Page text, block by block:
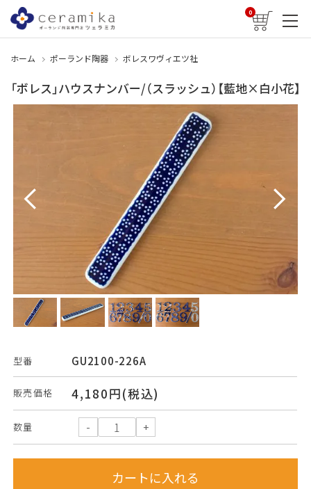
0
ホーム ポーランド陶器 ボレスワヴィエツ社
「ボレス」ハウスナンバー/（スラッシュ）【藍地×白小花】
型番 GU2100-226A
販売価格 4,180円(税込)
数量